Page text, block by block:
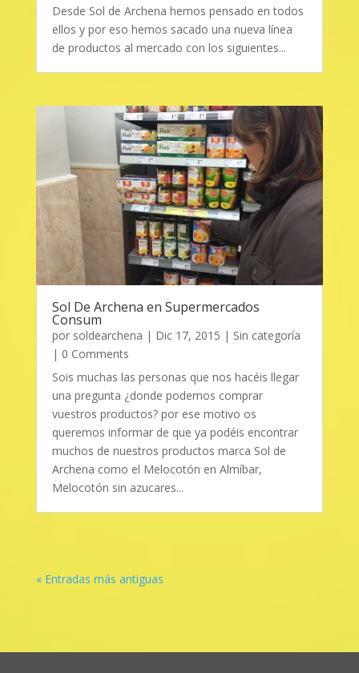
Desde Sol de Archena hemos pensado en todos
ellos y por eso hemos sacado una nueva línea
de productos al mercado con los siguientes...
Sol De Archena en Supermercados
Consum
por soldearchena | Dic 17, 2015 | Sin categoría
| 0 Comments
Sois muchas las personas que nos hacéis llegar
una pregunta ¿donde podemos comprar
vuestros productos? por ese motivo os
queremos informar de que ya podéis encontrar
muchos de nuestros productos marca Sol de
Archena como el Melocotón en Almíbar,
Melocotón sin azucares...
« Entradas más antiguas